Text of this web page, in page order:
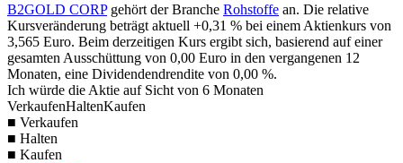
B2GOLD CORPgehört der Branche Rohstoffe an. Die relative
Kursveränderung beträgt aktuell +0,31 % bei einem Aktienkurs von
3,565 Euro. Beim derzeitigen Kurs ergibt sich, basierend auf einer
gesamten Ausschüttung von 0,00 Euro in den vergangenen 12
Monaten, eine Dividendendrendite von 0,00 %.
Ich würde die Aktie auf Sicht von 6 Monaten
VerkaufenHaltenKaufen
■ Verkaufen
■ Halten
■ Kaufen